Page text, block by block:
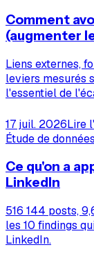
Comment
(augmenter
Liens externes,
leviers mesurés
l'essentiel de
17 juil. 2026Lire
Étude de données
Ce qu'on a
LinkedIn
516 144 posts,
les 10 findings
LinkedIn.